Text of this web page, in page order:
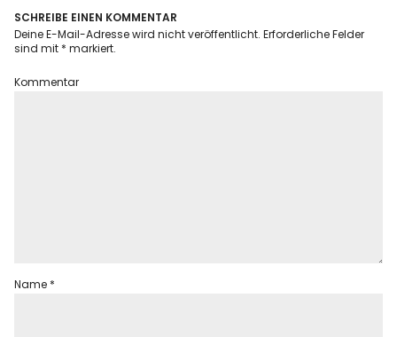
SCHREIBE EINEN KOMMENTAR
Deine E-Mail-Adresse wird nicht veröffentlicht. Erforderliche Felder
sind mit * markiert.
Kommentar
Name *